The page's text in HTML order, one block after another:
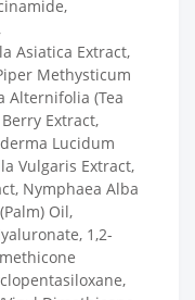
Asiatica Extract,
Methysticum
Alternifolia (Tea
Extract,
Lucidum
Vulgaris Extract,
Nymphaea Alba
Oil,
1,2-